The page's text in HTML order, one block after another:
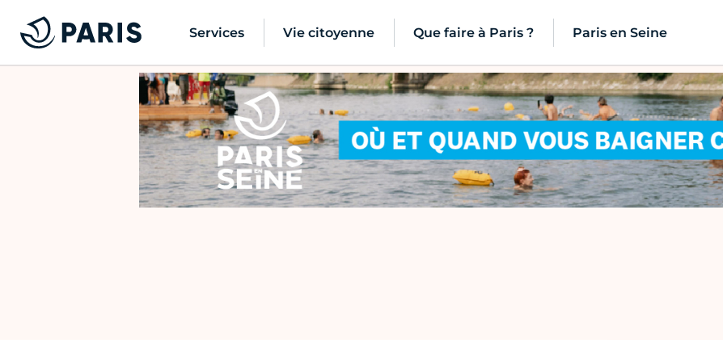
Services Vie citoyenne Que faire à Paris ? Paris en Seine